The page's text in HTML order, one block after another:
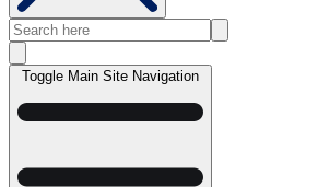
Toggle Main Site Navigation